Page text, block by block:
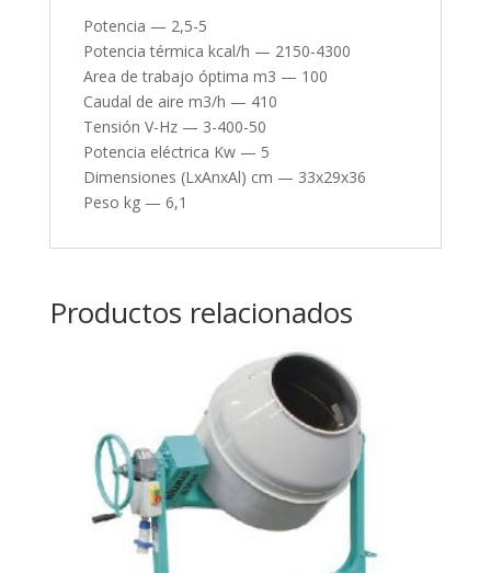
Potencia — 2,5-5
Potencia térmica kcal/h — 2150-4300
Area de trabajo óptima m3 — 100
Caudal de aire m3/h — 410
Tensión V-Hz — 3-400-50
Potencia eléctrica Kw — 5
Dimensiones (LxAnxAl) cm — 33x29x36
Peso kg — 6,1
Productos relacionados